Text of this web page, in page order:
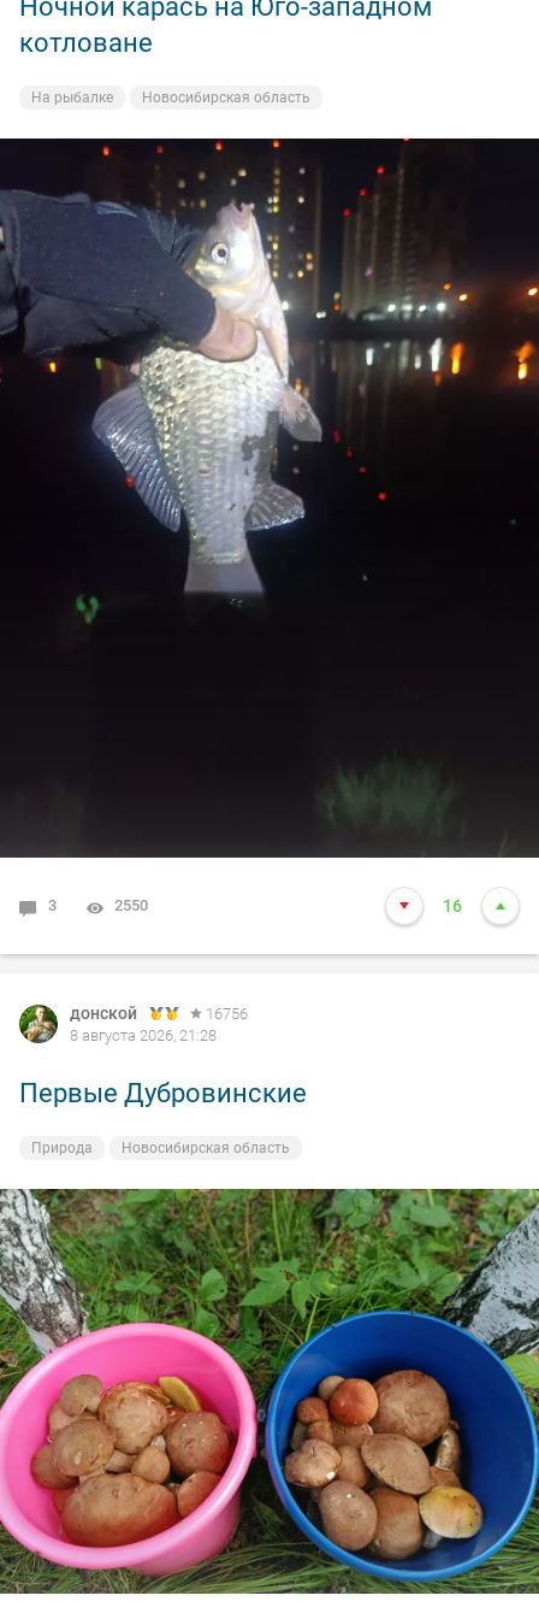
Ночной карась на Юго-западном
котловане
На рыбалке Новосибирская область
3 2550 16
донской
16756
8 августа 2026, 21:28
Первые Дубровинские
Природа Новосибирская область